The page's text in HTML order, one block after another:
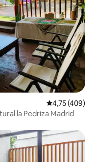
Calificación
4,75 (409)
la Pedriza Madrid